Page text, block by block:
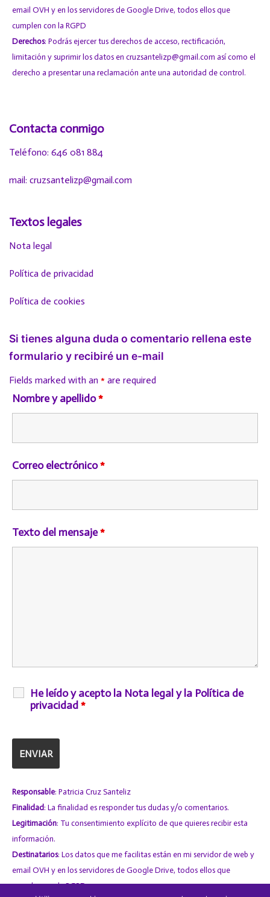
email OVH y en los servidores deGoogle Drive, todos ellos que
cumplen con la RGPD
Derechos: Podrás ejercer tus derechos de acceso, rectificación,
limitación y suprimir los datos en cruzsantelizp@gmail.com así como el
derecho a presentar una reclamación ante una autoridad de control.
Contacta conmigo
Teléfono: 646 081 884
mail: cruzsantelizp@gmail.com
Textos legales
Nota legal
Política de privacidad
Política de cookies
Si tienes alguna duda o comentario rellena este
formulario y recibiré un e-mail
Fields marked with an * are required
Nombre y apellido*
Correo electrónico*
Texto del mensaje*
He leído y acepto la Nota legal y la Política de
privacidad *
Responsable: Patricia Cruz Santeliz
Finalidad: La finalidad es responder tus dudas y/o comentarios.
Legitimación: Tu consentimiento explícito de que quieres recibir esta
información.
Destinatarios: Los datos que me facilitas están en mi servidor de web y
email OVH y en los servidores deGoogle Drive, todos ellos que
cumplen con la RGPD